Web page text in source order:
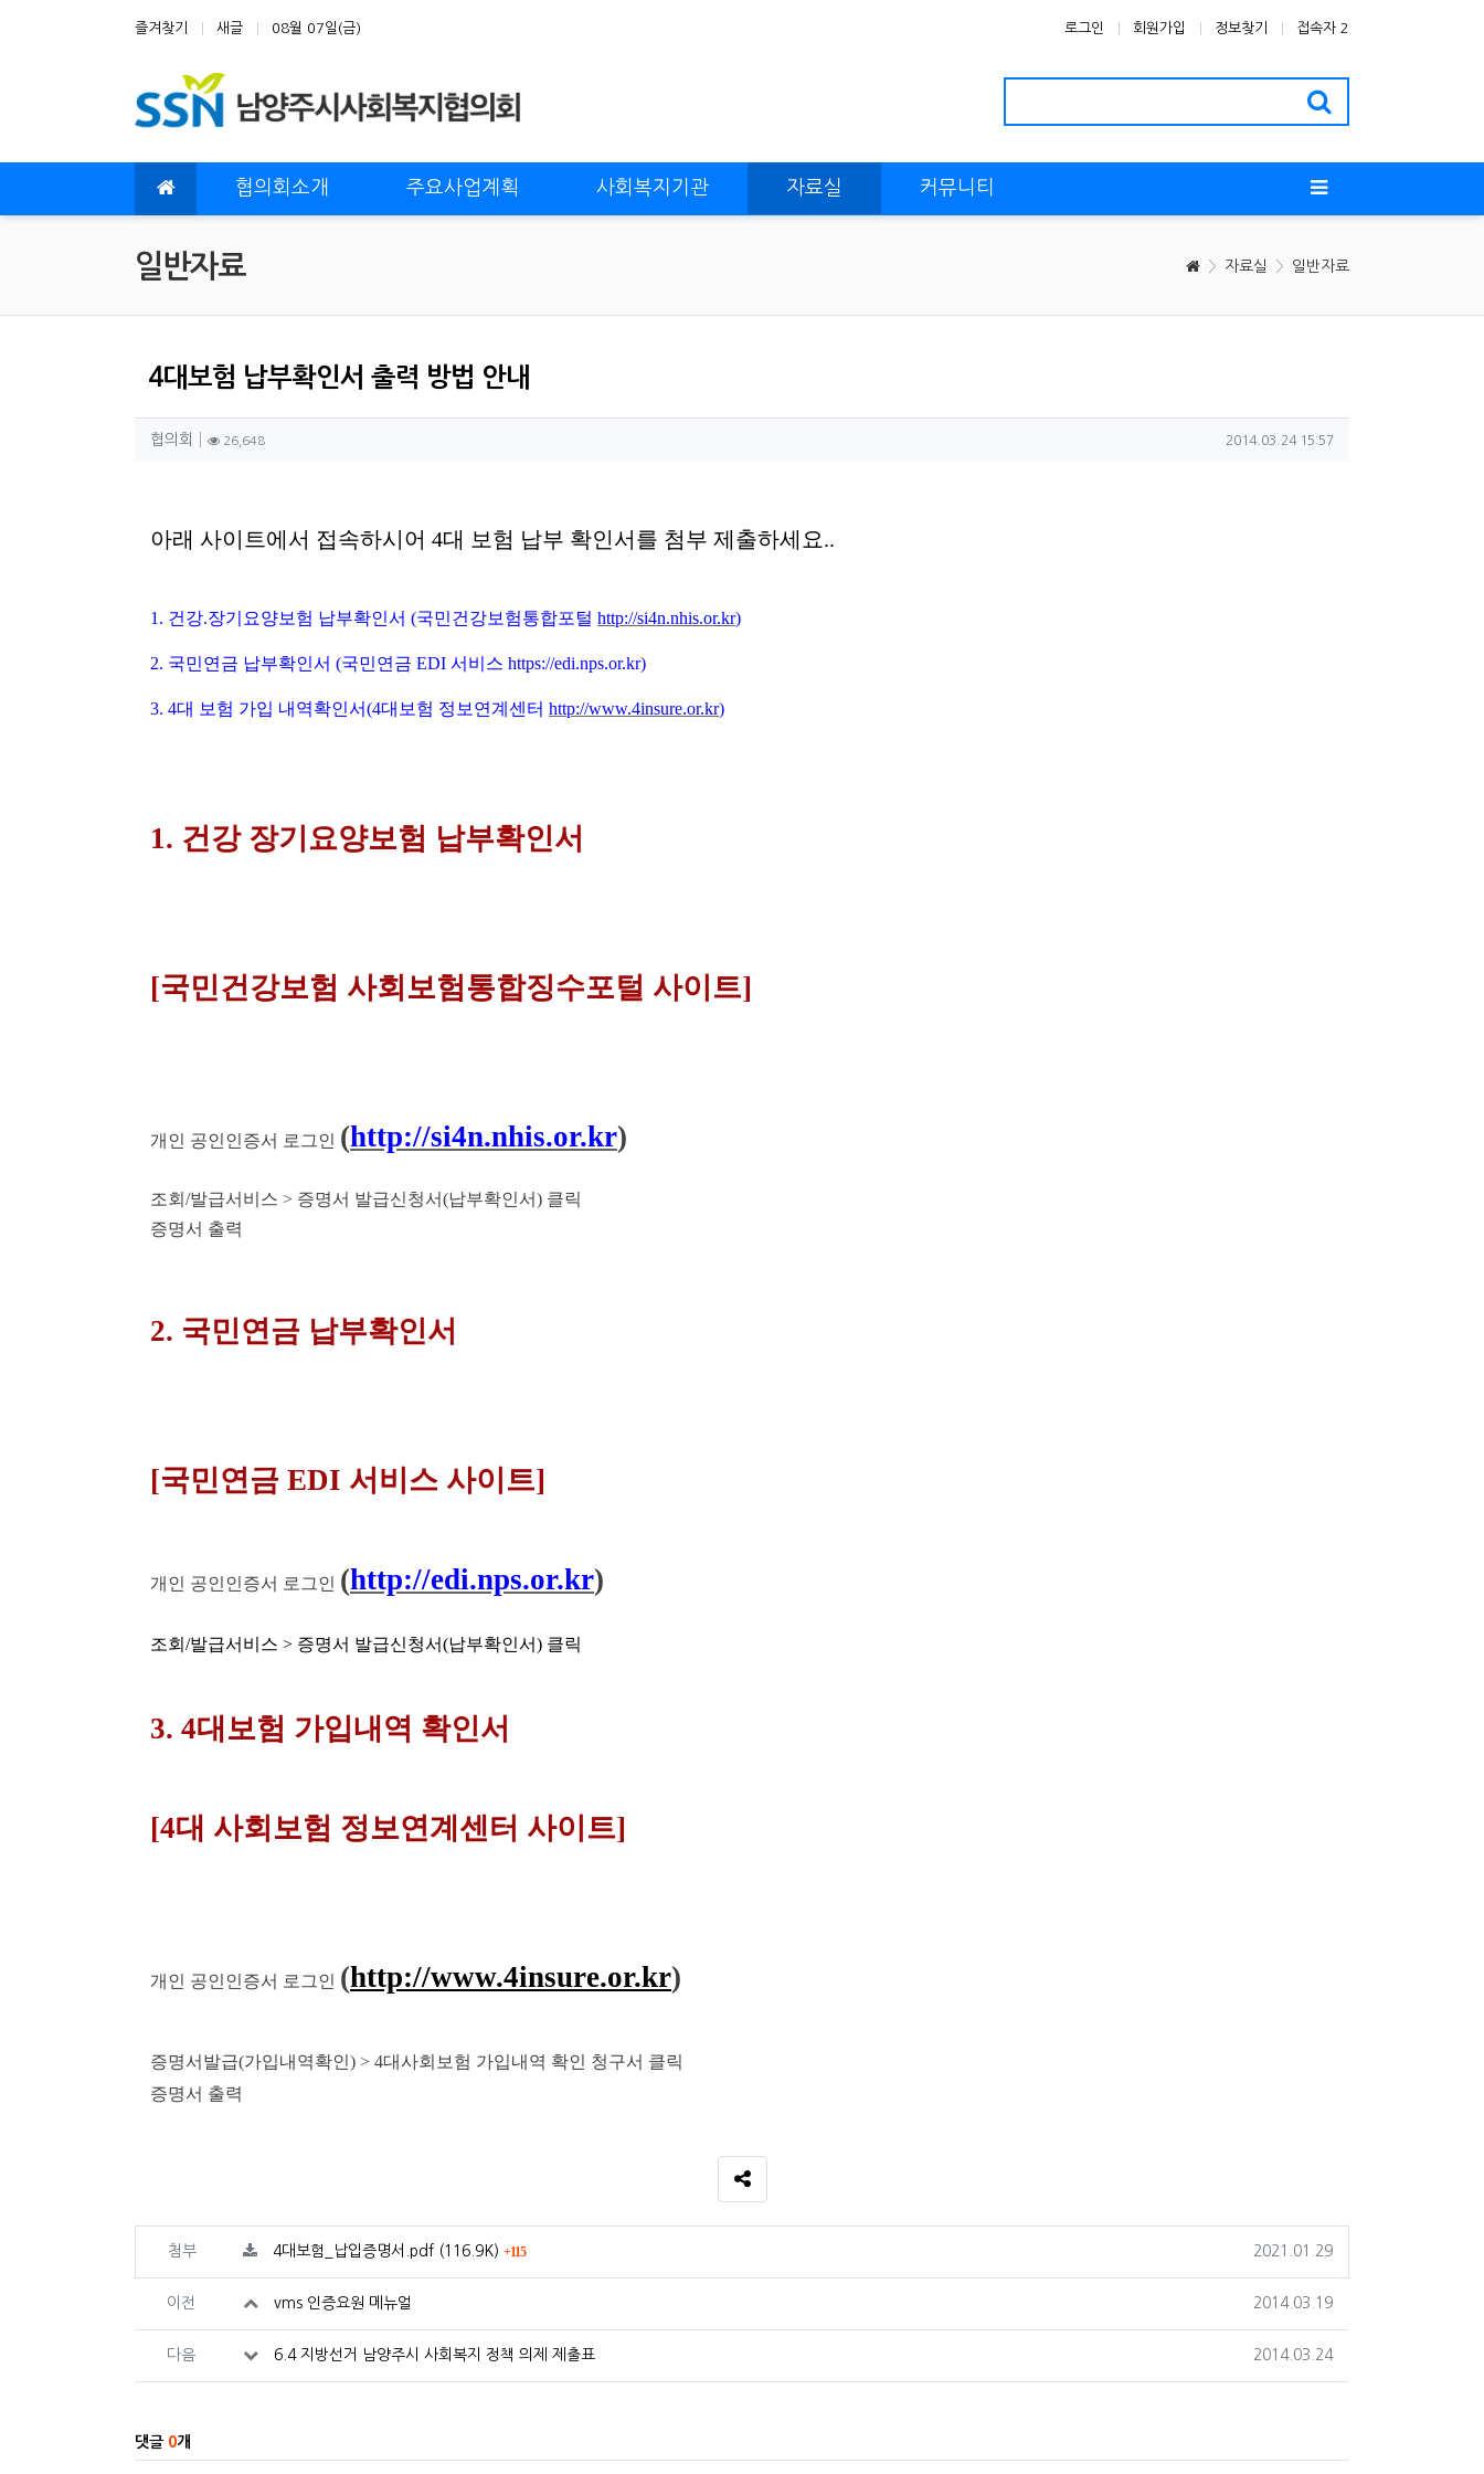
즐겨찾기 새글 08월 07일(금) 로그인 회원가입 정보찾기 접속자 2
협의회소개 주요사업계획 사회복지기관 자료실 커뮤니티
일반자료 자료실 일반자료
4대보험 납부확인서 출력 방법 안내
작성자 정보
협의회 작성26,648 작성일
2014.03.24 15:57
본문
아래 사이트에서 접속하시어 4대 보험 납부 확인서를 첨부 제출하세요..
1. 건강.장기요양보험 납부확인서 (국민건강보험통합포털 http://si4n.nhis.or.kr)
2. 국민연금 납부확인서 (국민연금 EDI 서비스 https://edi.nps.or.kr)
3. 4대 보험 가입 내역확인서(4대보험 정보연계센터 http://www.4insure.or.kr)
1. 건강 장기요양보험 납부확인서
[국민건강보험 사회보험통합징수포털 사이트]
개인 공인인증서 로그인 (http://si4n.nhis.or.kr)
조회/발급서비스 > 증명서 발급신청서(납부확인서) 클릭
증명서 출력
2. 국민연금 납부확인서
[국민연금 EDI 서비스 사이트]
개인 공인인증서 로그인 (http://edi.nps.or.kr)
조회/발급서비스 > 증명서 발급신청서(납부확인서) 클릭
3. 4대보험 가입내역 확인서
[4대 사회보험 정보연계센터 사이트]
개인 공인인증서 로그인 (http://www.4insure.or.kr)
증명서발급(가입내역확인) > 4대사회보험 가입내역 확인 청구서 클릭
증명서 출력
SNS 공유
관련자료
첨부 4대보험_납입증명서.pdf 파일크기
(116.9K) 115회 다운로드 등록일
2021.01.29
이전 vms 인증요원 메뉴얼 작성일
2014.03.19
다음 6.4 지방선거 남양주시 사회복지 정책 의제 제출표 작성일
2014.03.24
댓글 0개